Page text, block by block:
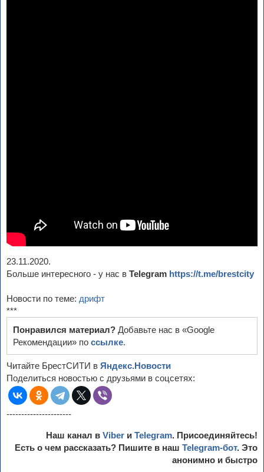
23.11.2020.
Больше интересного - у нас в Telegram https://t.me/brestcity
Новости по теме: дрифт
***
Понравился материал? Добавьте нас в «Google
Рекомендации» по ссылке.
Читайте БрестСИТИ в Яндекс.Новости
Поделиться новостью с друзьями в соцсетях:
----------------------
Наш канал в Viber и Telegram. Присоединяйтесь!
Есть о чем рассказать? Пишите в наш Telegram-бот. Это
анонимно и быстро